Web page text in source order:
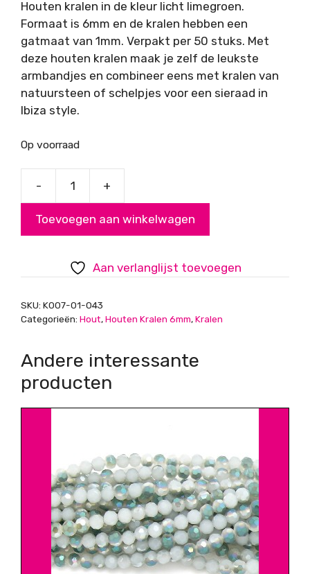
Houten kralen in de kleur licht limegroen.
Formaat is 6mm en de kralen hebben een
gatmaat van 1mm. Verpakt per 50 stuks. Met
deze houten kralen maak je zelf de leukste
armbandjes en combineer eens met kralen van
natuursteen of schelpjes voor een sieraad in
Ibiza style.
Op voorraad
-
licht
6mm
aantal
+
Toevoegen aan winkelwagen
Aan verlanglijst toevoegen
SKU: K007-01-043
Categorieën: Hout,Houten Kralen 6mm,Kralen
Andere interessante
producten